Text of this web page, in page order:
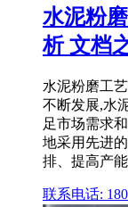
水泥粉
析 文档
水泥粉磨工
不断发展,水
足市场需求
地采用先进
排、提高产
联系电话: 180